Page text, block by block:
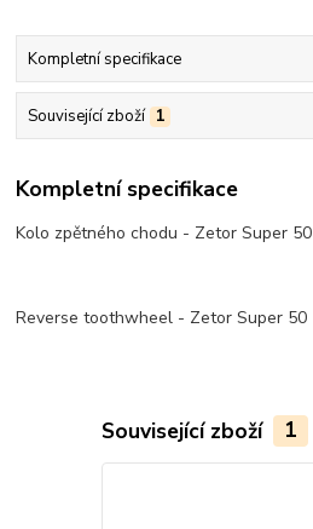
Kompletní specifikace
Související zboží 1
Kompletní specifikace
Kolo zpětného chodu - Zetor Super 50
Reverse toothwheel - Zetor Super 50
Související zboží 1